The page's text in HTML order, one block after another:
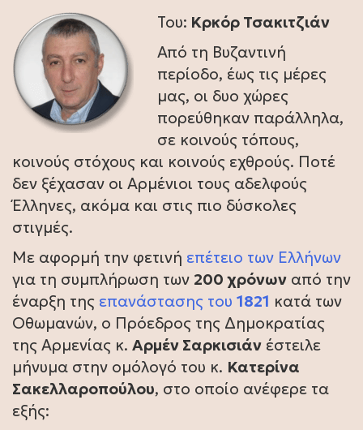
Του: Κρκόρ Τσακιτζιάν
Από τη Βυζαντινή
περίοδο, έως τις μέρες
μας, οι δυο χώρες
πορεύθηκαν παράλληλα,
σε κοινούς τόπους,
κοινούς στόχους και κοινούς εχθρούς. Ποτέ
δεν ξέχασαν οι Αρμένιοι τους αδελφούς
Έλληνες, ακόμα και στις πιο δύσκολες
στιγμές.
Με αφορμή την φετινή επέτειο των Ελλήνων
για τη συμπλήρωση των 200 χρόνων από την
έναρξη της επανάστασης του 1821 κατά των
Οθωμανών, ο Πρόεδρος της Δημοκρατίας
της Αρμενίας κ. Αρμέν Σαρκισιάν έστειλε
μήνυμα στην ομόλογό του κ. Κατερίνα
Σακελλαροπούλου, στο οποίο ανέφερε τα
εξής: